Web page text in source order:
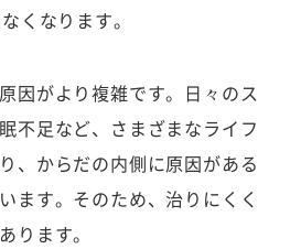
くなります。
因がより複雑です。日々のス
不足など、さまざまなライフ
、からだの内側に原因がある
ます。そのため、治りにくく
ります。